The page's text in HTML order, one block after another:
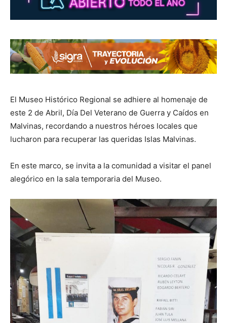
El Museo Histórico Regional se adhiere al homenaje de
este 2 de Abril, Día Del Veterano de Guerra y Caídos en
Malvinas, recordando a nuestros héroes locales que
lucharon para recuperar las queridas Islas Malvinas.
En este marco, se invita a la comunidad a visitar el panel
alegórico en la sala temporaria del Museo.